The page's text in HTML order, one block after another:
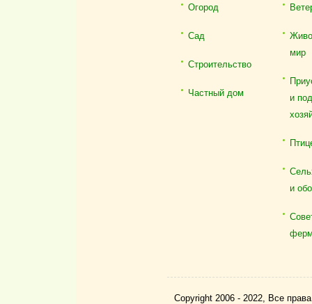
Огород
Сад
Строительство
Частный дом
мир
и
и
Copyright 2006 - 2022, Все